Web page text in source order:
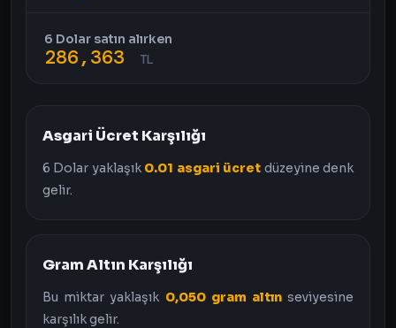
6 Dolar satın alırken
286,363 TL
Asgari Ücret Karşılığı
6 Dolar yaklaşık 0.01 asgari ücret düzeyine denk
gelir.
Gram Altın Karşılığı
Bu miktar yaklaşık 0,050 gram altınseviyesine
karşılık gelir.